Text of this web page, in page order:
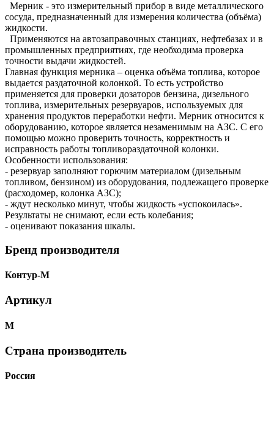
Мерник - это измерительный прибор в виде металлического
сосуда, предназначенный для измерения количества (объёма)
жидкости.
Применяются на автозаправочных станциях, нефтебазах и в
промышленных предприятиях, где необходима проверка
точности выдачи жидкостей.
Главная функция мерника – оценка объёма топлива, которое
выдается раздаточной колонкой. То есть устройство
применяется для проверки дозаторов бензина, дизельного
топлива, измерительных резервуаров, используемых для
хранения продуктов переработки нефти. Мерник относится к
оборудованию, которое является незаменимым на АЗС. С его
помощью можно проверить точность, корректность и
исправность работы топливораздаточной колонки.
Особенности использования:
- резервуар заполняют горючим материалом (дизельным
топливом, бензином) из оборудования, подлежащего проверке
(расходомер, колонка АЗС);
- ждут несколько минут, чтобы жидкость «успокоилась».
Результаты не снимают, если есть колебания;
- оценивают показания шкалы.
Бренд производителя
Контур-М
Артикул
М
Страна производитель
Россия